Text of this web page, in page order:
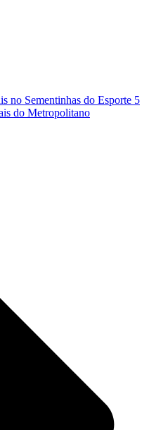
no Sementinhas do Esporte 5
do Metropolitano